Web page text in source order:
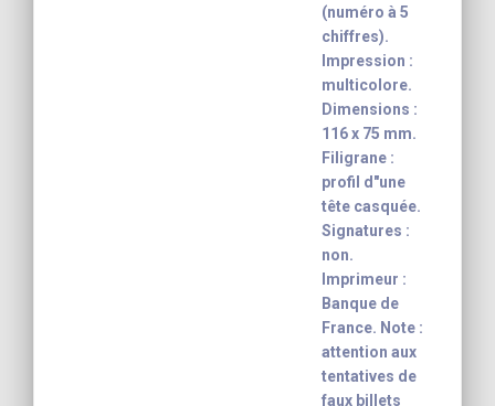
(numéro à 5
chiffres).
Impression :
multicolore.
Dimensions :
116 x 75 mm.
Filigrane :
profil d"une
tête casquée.
Signatures :
non.
Imprimeur :
Banque de
France. Note :
attention aux
tentatives de
faux billets